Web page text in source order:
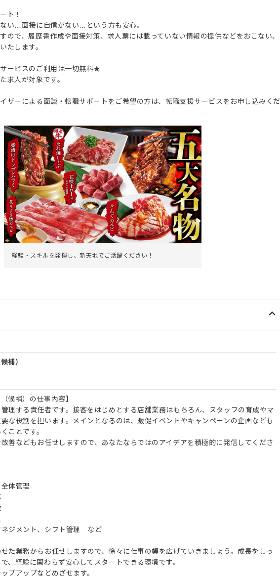
ト！
い…面接に自信がない…という方も安心。
ので、履歴書作成や面接対策、求人票には載っていない情報の提供などをおこない、
たします。
ービスのご利用は一切無料★
求人が対象です。
ザーによる面談・転職サポートをご希望の方は、転職支援サービスをお申し込みくだ
経験・スキルを発揮し、新天地でご活躍ください！
補）
候補）の仕事内容】
理する責任者です。接客をはじめとする店舗業務はもちろん、スタッフの育成やマ
な役割を担います。メインとなるのは、販促イベントやキャンペーンの企画なども
ことです。
善などもお任せしますので、あなたならではのアイデアを積極的に発信してくださ
体管理
ネジメント、シフト管理 など
た業務からお任せしますので、徐々に仕事の幅を広げていきましょう。成長をしっ
、経験に関わらず安心してスタートできる環境です。
プアップなどめざせます。